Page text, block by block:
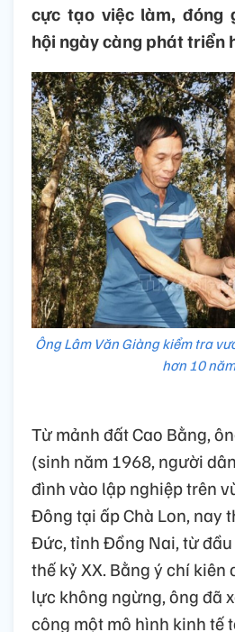
cực tạo việc làm, đóng
hội ngày càng phát triển
Ông Lâm Văn Giàng kiểm tra
hơn 10
Từ mảnh đất Cao Bằng,
(sinh năm 1968, người
đình vào lập nghiệp trên
Đông tại ấp Chà Lon, nay
Đức, tỉnh Đồng Nai, từ
thế kỷ XX. Bằng ý chí kiên
lực không ngừng, ông đã
công một mô hình kinh tế